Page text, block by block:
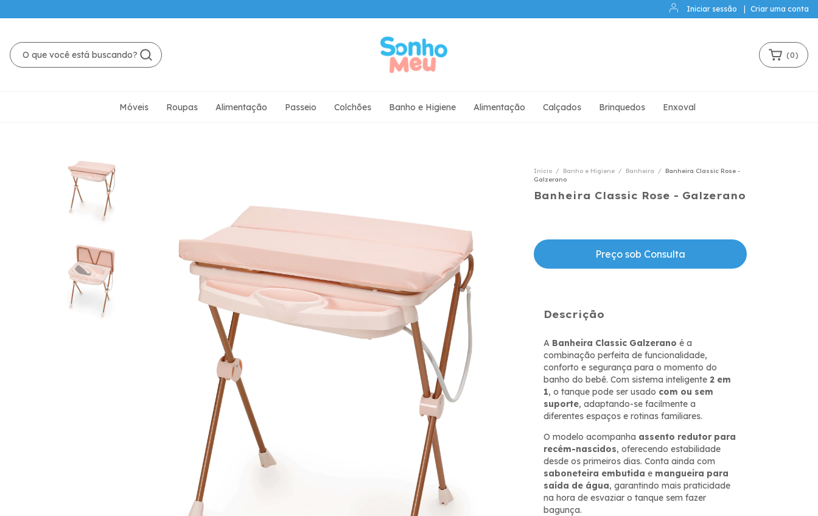
Iniciar sessão Criar uma conta
(0)
Móveis Roupas Alimentação Passeio Colchões Banho e Higiene Alimentação Calçados Brinquedos Enxoval
Início / Banho e Higiene / Banheira /
Banheira Classic Rose -
Galzerano
Banheira Classic Rose - Galzerano
Descrição
A Banheira Classic Galzerano é a
combinação perfeita de funcionalidade,
conforto e segurança para o momento do
banho do bebê. Com sistema inteligente 2 em
1, o tanque pode ser usado com ou sem
suporte, adaptando-se facilmente a
diferentes espaços e rotinas familiares.
O modelo acompanha assento redutor para
recém-nascidos, oferecendo estabilidade
desde os primeiros dias. Conta ainda com
saboneteira embutida e mangueira para
saída de água, garantindo mais praticidade
na hora de esvaziar o tanque sem fazer
bagunça.